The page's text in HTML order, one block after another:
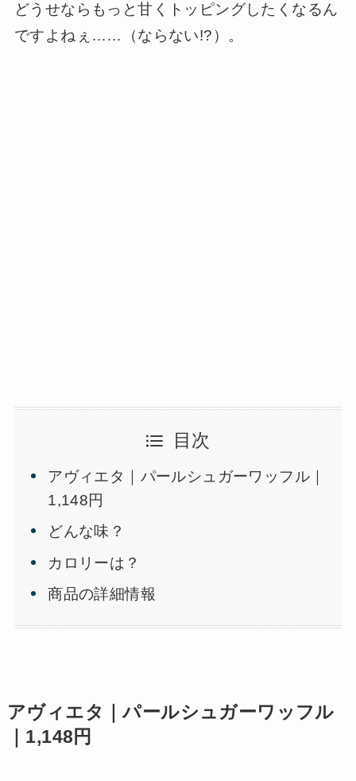
どうせならもっと甘くトッピングしたくなるん
ですよねぇ……（ならない!?）。
目次
アヴィエタ｜パールシュガーワッフル｜
1,148円
どんな味？
カロリーは？
商品の詳細情報
アヴィエタ｜パールシュガーワッフル
｜1,148円